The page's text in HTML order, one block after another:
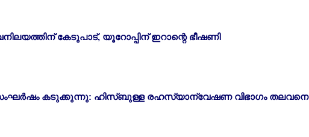
കേടുപാട്, യൂറോപ്പിന് ഇറാന്റെ ഭീഷണി
കടുക്കുന്നു: ഹിസ്ബുള്ള രഹസ്യാന്വേഷണ വിഭാഗം തലവനെ